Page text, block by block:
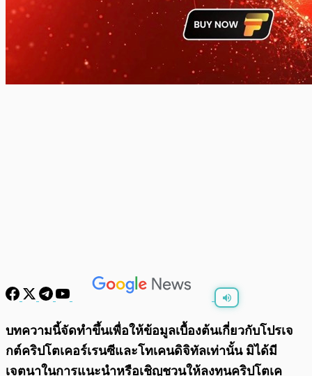
พร้อมเล่น 0:00/0:00
บทความนี้จัดทำขึ้นเพื่อให้ข้อมูลเบื้องต้นเกี่ยวกับโปรเจ
กต์คริปโตเคอร์เรนซีและโทเคนดิจิทัลเท่านั้น มิได้มี
เจตนาในการแนะนำหรือเชิญชวนให้ลงทุนคริปโตเค